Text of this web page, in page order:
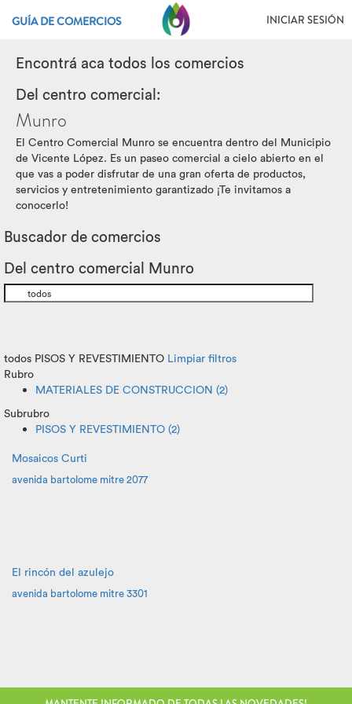
GUÍA DE COMERCIOS INICIAR SESIÓN
Encontrá aca todos los comercios
Del centro comercial:
Munro
El Centro Comercial Munro se encuentra dentro del Municipio
de Vicente López. Es un paseo comercial a cielo abierto en el
que vas a poder disfrutar de una gran oferta de productos,
servicios y entretenimiento garantizado ¡Te invitamos a
conocerlo!
Buscador de comercios
Del centro comercial Munro
todos PISOS Y REVESTIMIENTO Limpiar filtros
Rubro
MATERIALES DE CONSTRUCCION (2)
Subrubro
PISOS Y REVESTIMIENTO (2)
Mosaicos Curti
avenida bartolome mitre 2077
El rincón del azulejo
avenida bartolome mitre 3301